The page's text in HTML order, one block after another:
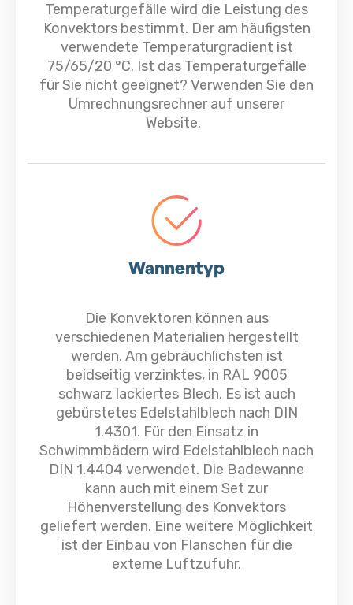
Temperaturgefälle wird die Leistung des
Konvektors bestimmt. Der am häufigsten
verwendete Temperaturgradient ist
75/65/20 °C. Ist das Temperaturgefälle
für Sie nicht geeignet? Verwenden Sie den
Umrechnungsrechner auf unserer
Website.
Wannentyp
Die Konvektoren können aus
verschiedenen Materialien hergestellt
werden. Am gebräuchlichsten ist
beidseitig verzinktes, in RAL 9005
schwarz lackiertes Blech. Es ist auch
gebürstetes Edelstahlblech nach DIN
1.4301. Für den Einsatz in
Schwimmbädern wird Edelstahlblech nach
DIN 1.4404 verwendet. Die Badewanne
kann auch mit einem Set zur
Höhenverstellung des Konvektors
geliefert werden. Eine weitere Möglichkeit
ist der Einbau von Flanschen für die
externe Luftzufuhr.